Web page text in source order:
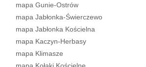
mapa Gunie-Ostrów
mapa Jabłonka-Świerczewo
mapa Jabłonka Kościelna
mapa Kaczyn-Herbasy
mapa Klimasze